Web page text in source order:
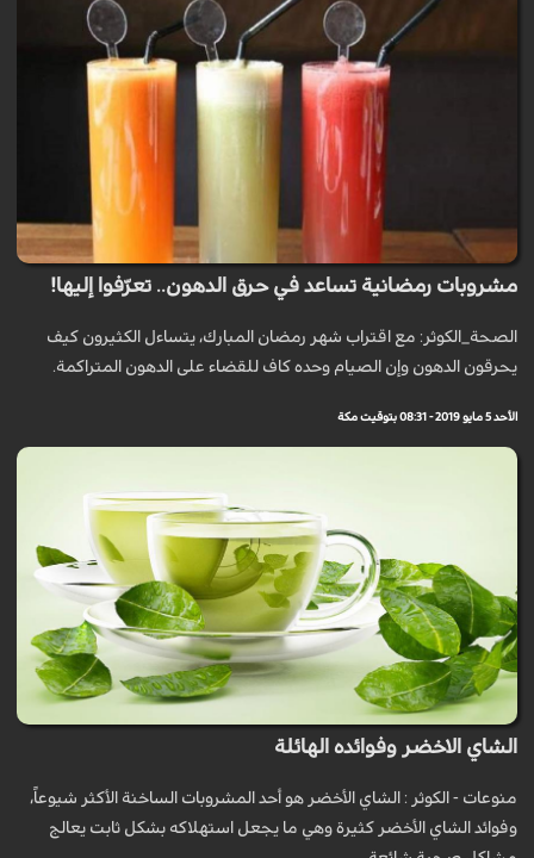
مشروبات رمضانية تساعد في حرق الدهون.. تعرّفوا إليها!
الصحة_الكوثر: مع اقتراب شهر رمضان المبارك، يتساءل الكثيرون كيف
يحرقون الدهون وإن الصيام وحده كاف للقضاء على الدهون المتراكمة.
الأحد 5 مايو 2019 - 08:31 بتوقيت مكة
الشاي الاخضر وفوائده الهائلة
منوعات - الكوثر : الشاي الأخضر هو أحد المشروبات الساخنة الأكثر شيوعاً،
وفوائد الشاي الأخضر كثيرة وهي ما يجعل استهلاكه بشكل ثابت يعالج